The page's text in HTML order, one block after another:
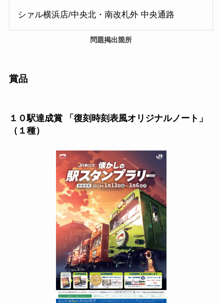
シァル横浜店/中央北・南改札外 中央通路
問題掲出箇所
賞品
１０駅達成賞 「復刻時刻表風オリジナルノート」
（１種）